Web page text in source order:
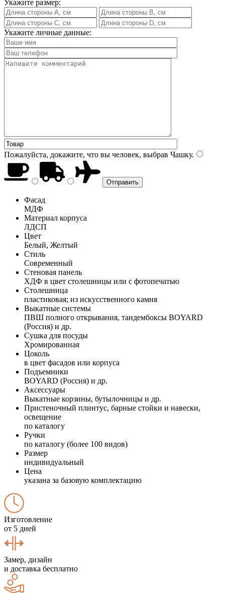
Укажите размер:
Укажите личные данные:
Пожалуйста, докажите, что вы человек, выбрав Чашку.
Фасад
МДФ
Материал корпуса
ЛДСП
Цвет
Белый, Желтый
Стиль
Современный
Стеновая панель
ХДФ в цвет столешницы или с фотопечатью
Столешница
пластиковая; из искусственного камня
Выкатные системы
ПВШ полного открывания, тандембоксы BOYARD
(Россия) и др.
Сушка для посуды
Хромированная
Цоколь
в цвет фасадов или корпуса
Подъемники
BOYARD (Россия) и др.
Аксессуары
Выкатные корзины, бутылочницы и др.
Пристеночный плинтус, барные стойки и навески,
освещение
по каталогу
Ручки
по каталогу (более 100 видов)
Размер
индивидуальный
Цена
указана за базовую комплектацию
Изготовление
от 5 дней
Замер, дизайн
и доставка бесплатно